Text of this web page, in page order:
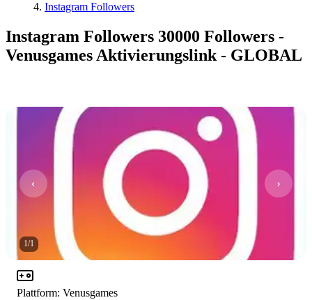
Instagram Followers
Instagram Followers 30000 Followers -
Venusgames Aktivierungslink - GLOBAL
1/1
Plattform: Venusgames